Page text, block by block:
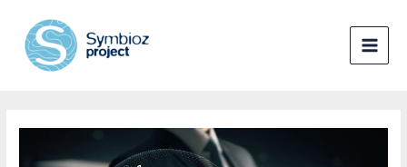
contenu